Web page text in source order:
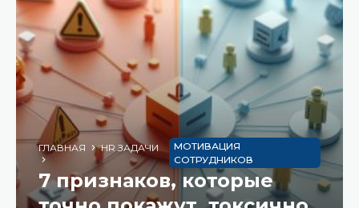
ГЛАВНАЯ HR ЗАДАЧИ
МОТИВАЦИЯ
СОТРУДНИКОВ
7 признаков, которые